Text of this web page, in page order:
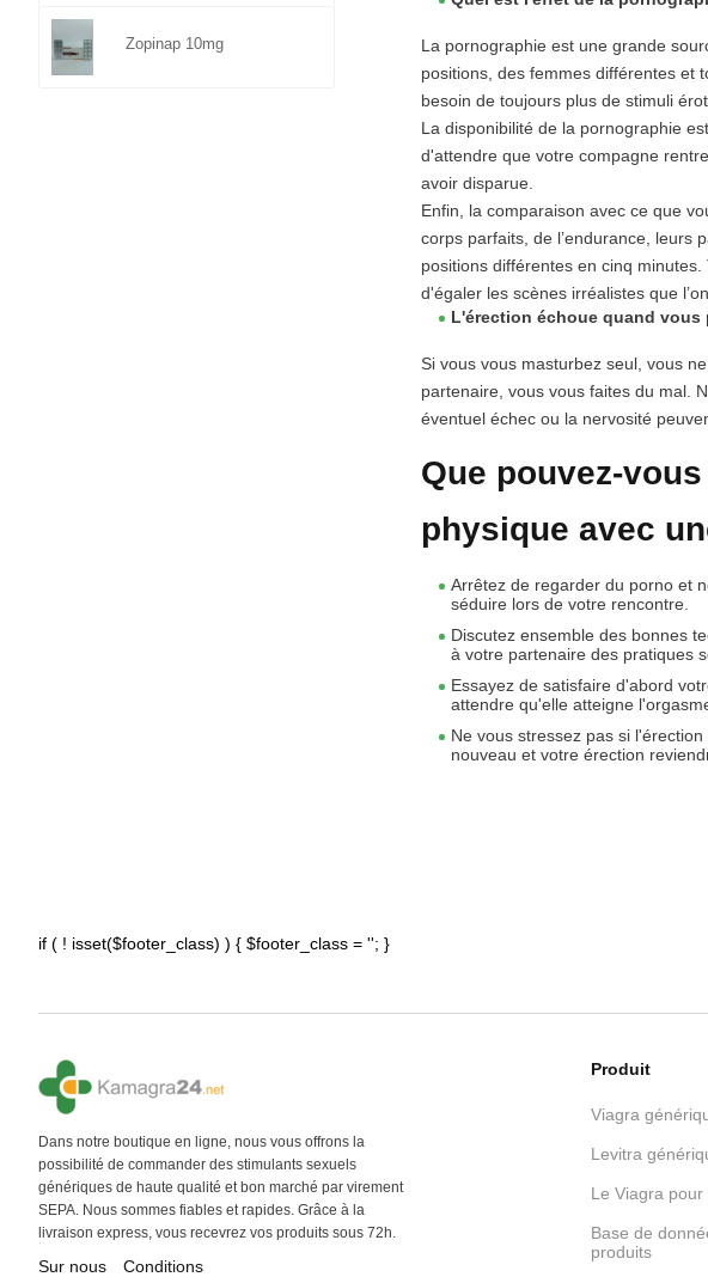
Zopinap 10mg
La pornographie est une grande
positions, des femmes différentes et
besoin de toujours plus de stimuli
La disponibilité de la pornographie
d'attendre que votre compagne
avoir disparue.
Enfin, la comparaison avec ce que
corps parfaits, de l’endurance, leurs
positions différentes en cinq
d'égaler les scènes irréalistes que
L'érection échoue quand vous
Si vous vous masturbez seul, vous
partenaire, vous vous faites du mal.
éventuel échec ou la nervosité
Que pouvez-
physique avec
Arrêtez de regarder du porno et
séduire lors de votre rencontre.
Discutez ensemble des bonnes
à votre partenaire des pratiques
Essayez de satisfaire d'abord
attendre qu'elle atteigne
Ne vous stressez pas si
nouveau et votre érection
if ( ! isset($footer_class) ) { $footer_class = ''; }
Dans notre boutique en ligne, nous vous offrons la
possibilité de commander des stimulants sexuels
génériques de haute qualité et bon marché par virement
SEPA. Nous sommes fiables et rapides. Grâce à la
livraison express, vous recevrez vos produits sous 72h.
Sur nous Conditions
Produit
Viagra
Levitra
Le Viagra
Base de
produits